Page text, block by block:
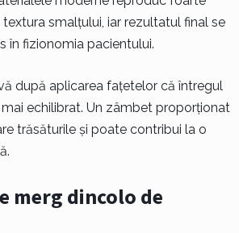
smalțului, iar rezultatul final se
în fizionomia pacientului.
după aplicarea fațetelor că întregul
echilibrat. Un zâmbet proporționat
trăsăturile și poate contribui la o
merg dincolo de